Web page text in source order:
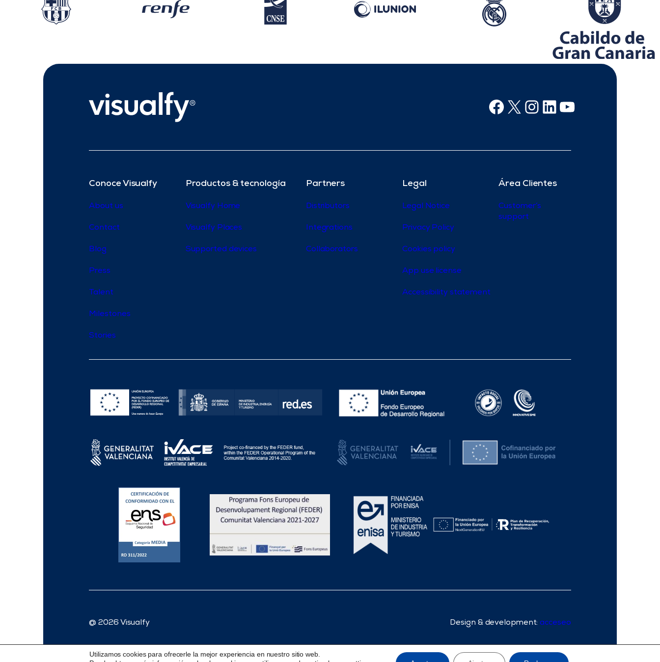
Facebook
X Instagram
Linkedin
Youtube
Conoce Visualfy
About us
Contact
Blog
Press
Talent
Milestones
Stories
Productos & tecnología
Visualfy Home
Visualfy Places
Supported devices
Partners
Distributors
Integrations
Collaborators
Legal
Legal Notice
Privacy Policy
Cookies policy
App use license
Accessibility statement
Área Clientes
Customer’s
support
@ 2026 Visualfy Design & development:acceseo
Utilizamos cookies para ofrecerle la mejor experiencia en nuestro sitio web.